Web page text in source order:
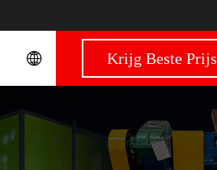
Krijg Beste Prijs